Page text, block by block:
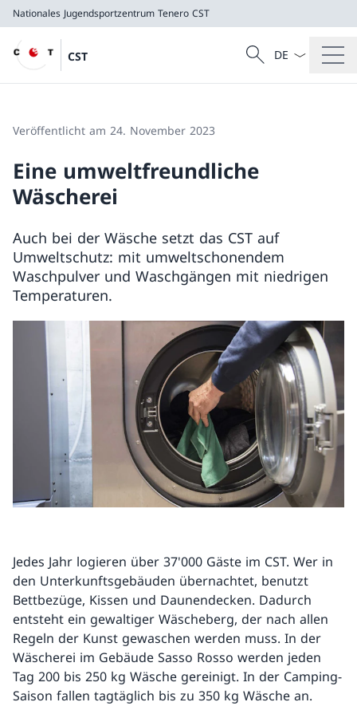
Nationales Jugendsportzentrum Tenero CST
CST
CST
Suche
Suche
Sprach
Veröffentlicht am 24. November 2023
Eine umweltfreundliche
Wäscherei
Auch bei der Wäsche setzt das CST auf
Umweltschutz: mit umweltschonendem
Waschpulver und Waschgängen mit niedrigen
Temperaturen.
Jedes Jahr logieren über 37'000 Gäste im CST. Wer in
den Unterkunftsgebäuden übernachtet, benutzt
Bettbezüge, Kissen und Daunendecken. Dadurch
entsteht ein gewaltiger Wäscheberg, der nach allen
Regeln der Kunst gewaschen werden muss. In der
Wäscherei im Gebäude Sasso Rosso werden jeden
Tag 200 bis 250 kg Wäsche gereinigt. In der Camping-
Saison fallen tagtäglich bis zu 350 kg Wäsche an.